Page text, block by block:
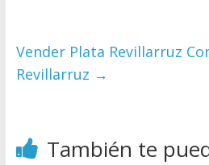
Vender Plata Revillarruz
Revillarruz →
También te